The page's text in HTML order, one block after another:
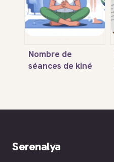
Nombre de
séances de kiné
Serenalya